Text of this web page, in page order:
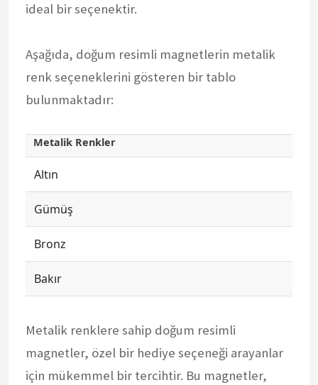
ideal bir seçenektir.
Aşağıda, doğum resimli magnetlerin metalik
renk seçeneklerini gösteren bir tablo
bulunmaktadır:
Metalik Renkler
Altın
Gümüş
Bronz
Bakır
Metalik renklere sahip doğum resimli
magnetler, özel bir hediye seçeneği arayanlar
için mükemmel bir tercihtir. Bu magnetler,